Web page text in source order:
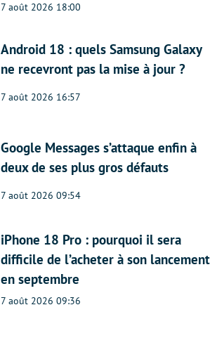
7 août 2026 18:00
Android 18 : quels Samsung Galaxy
ne recevront pas la mise à jour ?
7 août 2026 16:57
Google Messages s’attaque enfin à
deux de ses plus gros défauts
7 août 2026 09:54
iPhone 18 Pro : pourquoi il sera
difficile de l’acheter à son lancement
en septembre
7 août 2026 09:36